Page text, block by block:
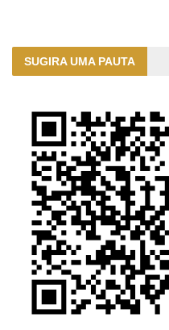
SUGIRA UMA PAUTA